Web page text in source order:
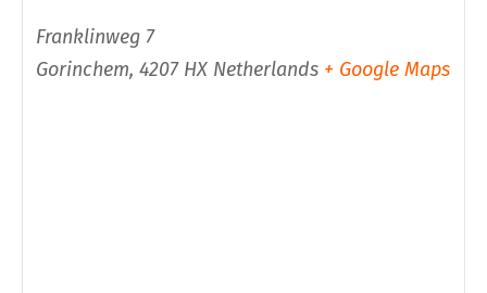
Franklinweg 7
Gorinchem, 4207 HX Netherlands + Google Maps